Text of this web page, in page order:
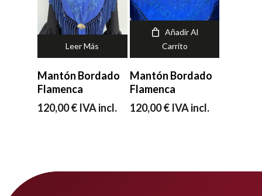
Leer Más
Mantón Bordado
Flamenca
120,00€ IVA incl.
Añadir Al
Carrito
Mantón Bordado
Flamenca
120,00€ IVA incl.